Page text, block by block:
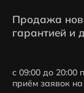
Продажа
гарантией и
с 09:00 до 20:00
приём заявок на